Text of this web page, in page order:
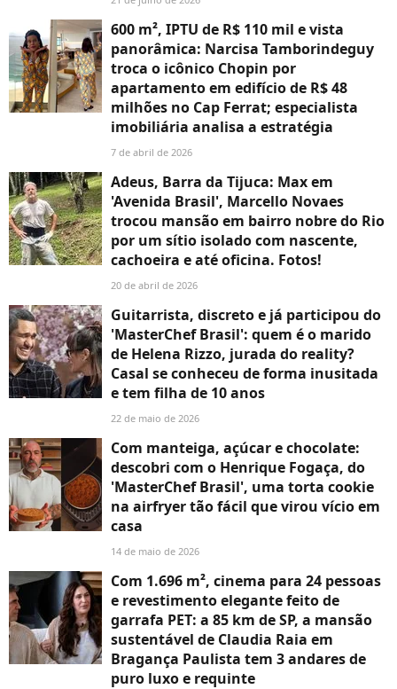
600 m², IPTU de R$ 110 mil e vista
panorâmica: Narcisa Tamborindeguy
troca o icônico Chopin por
apartamento em edifício de R$ 48
milhões no Cap Ferrat; especialista
imobiliária analisa a estratégia
7 de abril de 2026
Adeus, Barra da Tijuca: Max em
'Avenida Brasil', Marcello Novaes
trocou mansão em bairro nobre do Rio
por um sítio isolado com nascente,
cachoeira e até oficina. Fotos!
20 de abril de 2026
Guitarrista, discreto e já participou do
'MasterChef Brasil': quem é o marido
de Helena Rizzo, jurada do reality?
Casal se conheceu de forma inusitada
e tem filha de 10 anos
22 de maio de 2026
Com manteiga, açúcar e chocolate:
descobri com o Henrique Fogaça, do
'MasterChef Brasil', uma torta cookie
na airfryer tão fácil que virou vício em
casa
14 de maio de 2026
Com 1.696 m², cinema para 24 pessoas
e revestimento elegante feito de
garrafa PET: a 85 km de SP, a mansão
sustentável de Claudia Raia em
Bragança Paulista tem 3 andares de
puro luxo e requinte